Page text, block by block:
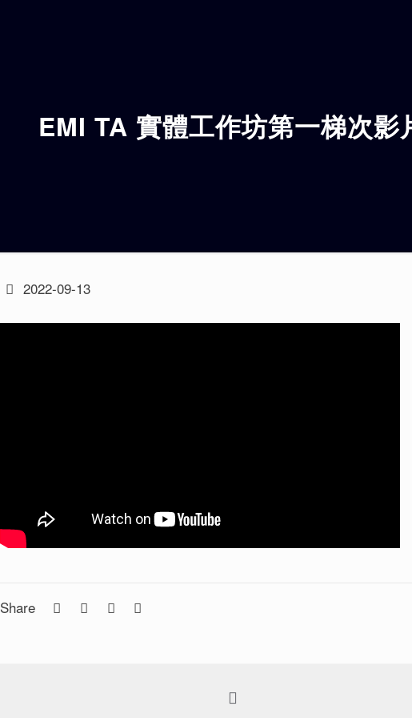
EMI TA 實體工作坊第一梯次影
2022-09-13
Share